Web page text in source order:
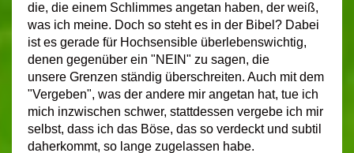
die, die einem Schlimmes angetan haben, der weiß,
was ich meine. Doch so steht es in der Bibel? Dabei
ist es gerade für Hochsensible überlebenswichtig,
denen gegenüber ein "NEIN" zu sagen, die
unsere Grenzen ständig überschreiten. Auch mit dem
"Vergeben", was der andere mir angetan hat, tue ich
mich inzwischen schwer, stattdessen vergebe ich mir
selbst, dass ich das Böse, das so verdeckt und subtil
daherkommt, so lange zugelassen habe.